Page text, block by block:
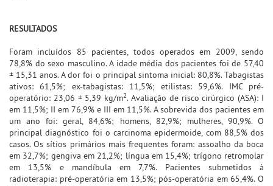
RESULTADOS
Foram incluídos 85 pacientes, todos operados em 2009, sendo
78,8% do sexo masculino. A idade média dos pacientes foi de 57,40
± 15,31 anos. A dor foi o principal sintoma inicial: 80,8%. Tabagistas
ativos: 61,5%; ex-tabagistas: 11,5%; etilistas: 59,6%. IMC pré-
operatório: 23,06 ± 5,39 kg/m2. Avaliação de risco cirúrgico (ASA): I
em 11,5%; II em 76,9% e III em 11,5%. A sobrevida dos pacientes em
um ano foi: geral, 84,6%; homens, 82,9%; mulheres, 90,9%. O
principal diagnóstico foi o carcinoma epidermoide, com 88,5% dos
casos. Os sítios primários mais frequentes foram: assoalho da boca
em 32,7%; gengiva em 21,2%; língua em 15,4%; trígono retromolar
em 13,5% e mandíbula em 7,7%. Pacientes submetidos à
radioterapia: pré-operatória em 13,5%; pós-operatória em 65,4%. O